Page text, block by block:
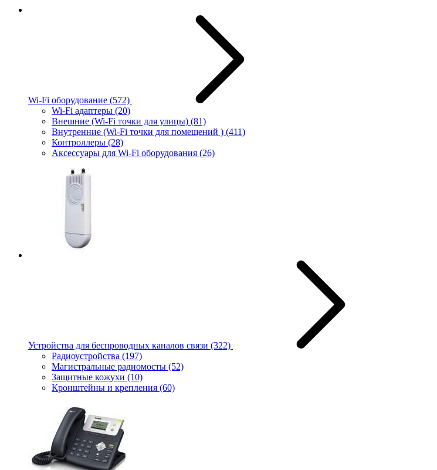
Wi-Fi оборудование (572)
Wi-Fi адаптеры (20)
Внешние (Wi-Fi точки для улицы) (81)
Внутренние (Wi-Fi точки для помещений ) (411)
Контроллеры (28)
Аксессуары для Wi-Fi оборудования (26)
Устройства для беспроводных каналов связи (322)
Радиоустройства (197)
Магистральные радиомосты (52)
Защитные кожухи (10)
Кронштейны и крепления (60)